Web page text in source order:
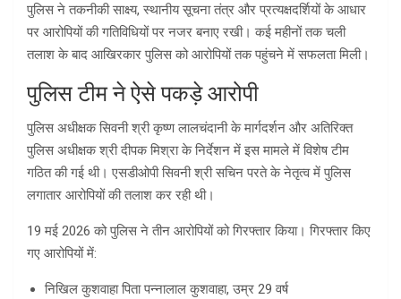
पुलिस ने तकनीकी साक्ष्य, स्थानीय सूचना तंत्र और प्रत्यक्षदर्शियों के आधार
पर आरोपियों की गतिविधियों पर नजर बनाए रखी। कई महीनों तक चली
तलाश के बाद आखिरकार पुलिस को आरोपियों तक पहुंचने में सफलता मिली।
पुलिस टीम ने ऐसे पकड़े आरोपी
पुलिस अधीक्षक सिवनी श्री कृष्ण लालचंदानी के मार्गदर्शन और अतिरिक्त
पुलिस अधीक्षक श्री दीपक मिश्रा के निर्देशन में इस मामले में विशेष टीम
गठित की गई थी। एसडीओपी सिवनी श्री सचिन परते के नेतृत्व में पुलिस
लगातार आरोपियों की तलाश कर रही थी।
19 मई 2026 को पुलिस ने तीन आरोपियों को गिरफ्तार किया। गिरफ्तार किए
गए आरोपियों में:
निखिल कुशवाहा पिता पन्नालाल कुशवाहा, उम्र 29 वर्ष